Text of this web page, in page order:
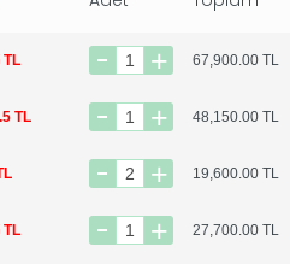
TL 67,900.00 TL
TL 48,150.00 TL
19,600.00 TL
TL 27,700.00 TL